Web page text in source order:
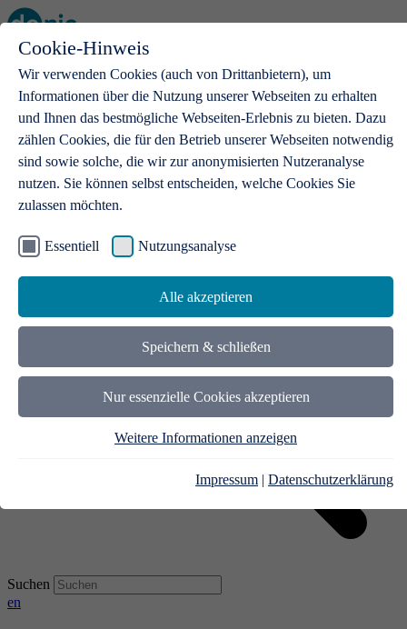
Cookie-Hinweis
Wir verwenden Cookies (auch von Drittanbietern), um
Informationen über die Nutzung unserer Webseiten zu erhalten
und Ihnen das bestmögliche Webseiten-Erlebnis zu bieten. Dazu
zählen Cookies, die für den Betrieb unserer Webseiten notwendig
sind sowie solche, die wir zur anonymisierten Nutzeranalyse
nutzen. Sie können selbst entscheiden, welche Cookies Sie
zulassen möchten.
Essentiell Nutzungsanalyse
Alle akzeptieren
Speichern & schließen
Nur essenzielle Cookies akzeptieren
Weitere Informationen anzeigen
Impressum | Datenschutzerklärung
Open main menu
Home TRANSIT Service Center
Suchen
en